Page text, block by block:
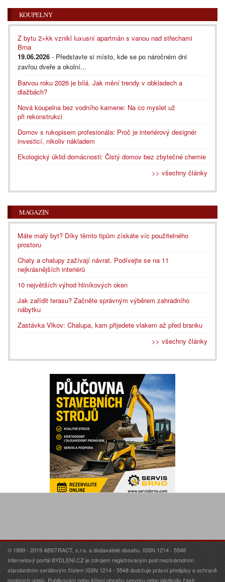
KOUPELNY
Z bytu 2+kk vznikl luxusní apartmán s vanou nad střechami
Brna
19.06.2026 - Představte si místo, kde se po náročném dni
zavřou dveře a okolní...
Barvou roku 2026 je bílá. Jak mění trendy v obkladech a
dlažbách?
Nová koupelna bez vodního kamene: Na co myslet už
při rekonstrukci
Domov s rukopisem profesionála: Proč je interiérový designér
investicí, nikoliv nákladem
Ekologický úklid domácnosti: Čistý domov bez zbytečné chemie
>> všechny články
MAGAZÍN
Máte malý byt? Díky těmto tipům získáte víc použitelného
prostoru
Chaty a chalupy zažívají návrat. Podívejte se na 11
nejkrásnějších interiérů
10 největších výhod hliníkových oken
Jak zařídit terasu? Začněte správným výběrem zahradního
nábytku
Zastávka Vlkov: Chalupa, kam přijedete vlakem až před branku
>> všechny články
© 1999 - 2019 ABSTRACT, s.r.o. a dodavatelé obsahu. ISSN 1214 - 5548
Internetový portál BYDLENÍ.CZ je zdrojem registrovaným pod mezinárodním
standardním seriálovým číslem ISSN 1214 - 5548 dodržuje právní předpisy o ochraně
osobních údajů. Publikování nebo šíření obsahu serveru nebo jakékoliv části